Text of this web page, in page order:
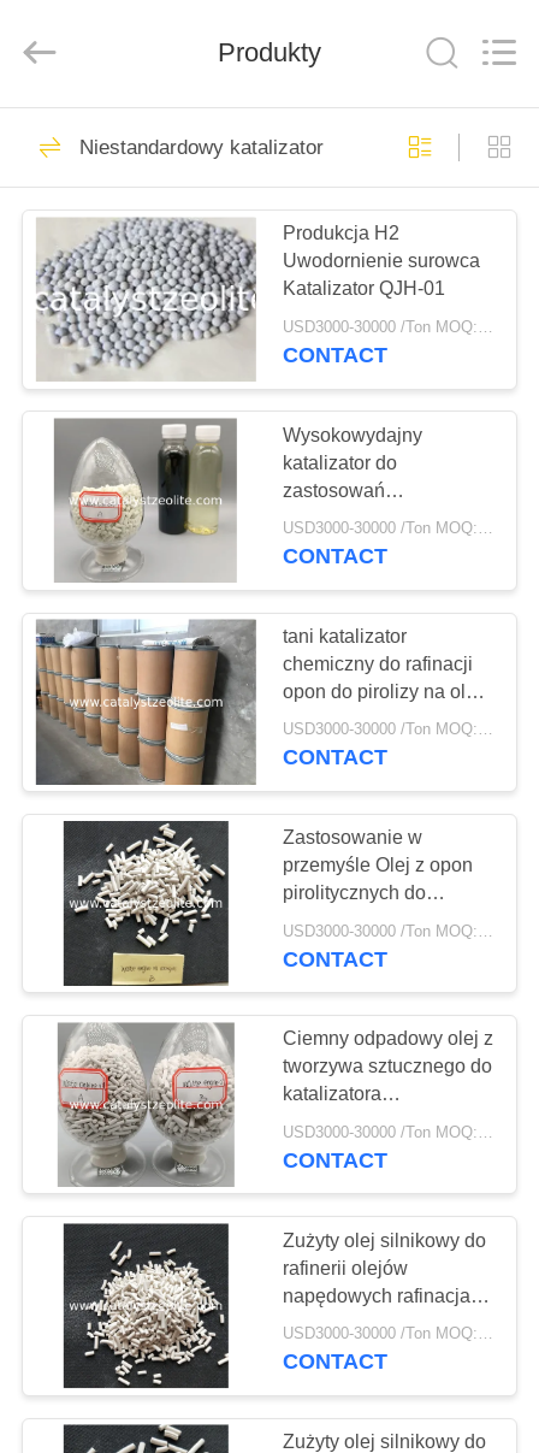
DOM
PRODUKTY
NAS
WYCIECZKA
FABRYCE
KONTROLA
JAKOŚCI
SKONTAKTUJ
SIĘ
NAMI
AKTUALNOŚCI
SPRAWY
SITEMAP
PRIVACY
POLICY
Rights
Katalizator Zeolit
Zeolit ​​ZSM-5
43
Beta Zeolit
SAPO-34 Zeolit
Zeolit ​​TS-1
10
Produkty
Niestandardowy katalizator
Produkcja H2
Uwodornienie surowca
Katalizator QJH-01
USD3000-30000 /Ton MOQ:1 KG
CONTACT
Wysokowydajny
katalizator do
zastosowań
przemysłowych do
pirolizy opon na olej
USD3000-30000 /Ton MOQ:1 KG
CONTACT
tani katalizator
chemiczny do rafinacji
opon do pirolizy na olej
napędowy
USD3000-30000 /Ton MOQ:1 KG
CONTACT
Zastosowanie w
przemyśle Olej z opon
pirolitycznych do
chemikaliów do rafinacji
oleju napędowego
CONTACT
Ciemny odpadowy olej z
tworzywa sztucznego do
katalizatora
odbarwiającego olej
napędowy
USD3000-30000 /Ton MOQ:1 KG
CONTACT
Zużyty olej silnikowy do
rafinerii olejów
napędowych rafinacja
olejów katalitycznych
profesjonalny katalizator
USD3000-30000 /Ton MOQ:1 KG
CONTACT
Zużyty olej silnikowy do